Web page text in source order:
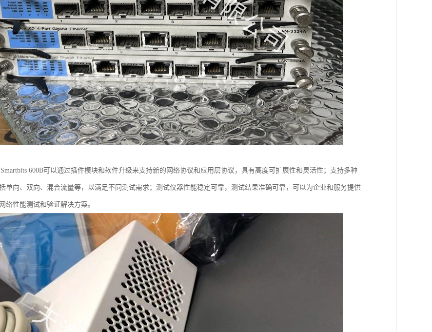
600B可以通过插件模块和软件升级来支持新的网络协议和应用层协议，具有高度可扩展性和灵活性；支持多种
单向、双向、混合流量等，以满足不同测试需求；测试仪器性能稳定可靠，测试结果准确可靠，可以为企业和服务提供
络性能测试和验证解决方案。